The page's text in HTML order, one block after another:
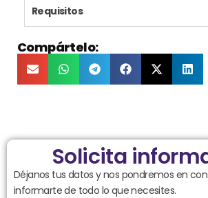
Requisitos
Compártelo:
Solicita
Déjanos tus datos y nos pondremos en
informarte de todo lo que necesites.